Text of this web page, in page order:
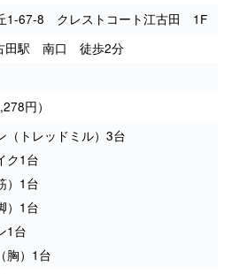
1-67-8 クレストコート江古田 1F
田駅 南口 徒歩2分
円）
（トレッドミル）3台
ク1台
）1台
）1台
1台
胸）1台